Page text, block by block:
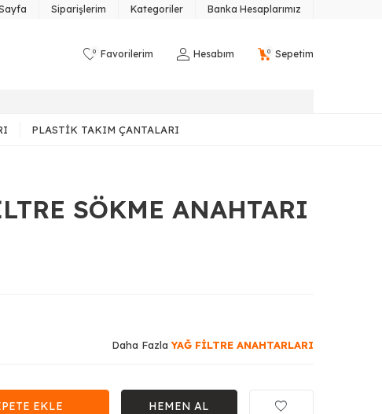
Siparişlerim Kategoriler Banka Hesaplarımız
0 Favorilerim Hesabım 0 Sepetim
PLASTIK TAKIM ÇANTALARI
SÖKME ANAHTARI
Daha FazlaYAĞ FİLTRE ANAHTARLARI
EKLE HEMEN AL